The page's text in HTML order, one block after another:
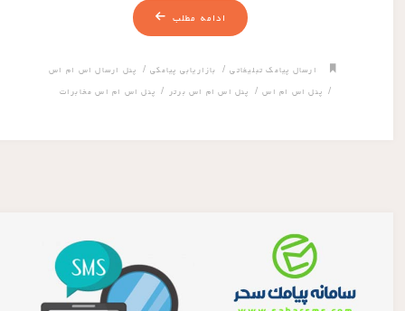
ادامه مطلب
ارسال پیامک تبلیغاتی/ بازاریابی پیامکی/ پنل ارسال اس ام اس
پنل اس ام اس/ پنل اس ام اس برتر/ پنل اس ام اس مخابرات